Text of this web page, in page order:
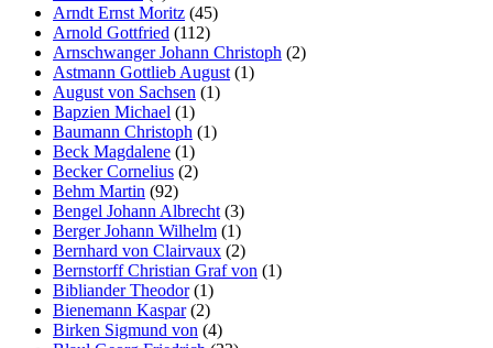
Arndt Ernst Moritz (45)
Arnold Gottfried (112)
Arnschwanger Johann Christoph (2)
Astmann Gottlieb August (1)
August von Sachsen (1)
Bapzien Michael (1)
Baumann Christoph (1)
Beck Magdalene (1)
Becker Cornelius (2)
Behm Martin (92)
Bengel Johann Albrecht (3)
Berger Johann Wilhelm (1)
Bernhard von Clairvaux (2)
Bernstorff Christian Graf von (1)
Bibliander Theodor(1)
Bienemann Kaspar(2)
Birken Sigmund von (4)